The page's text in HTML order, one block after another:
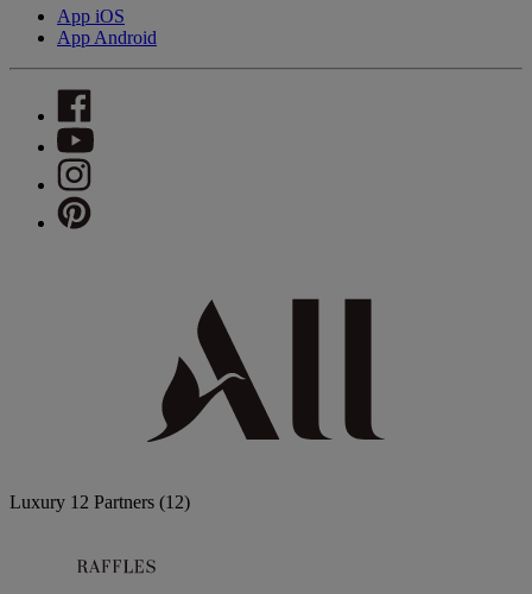
App iOS
App Android
Luxury 12 Partners (12)